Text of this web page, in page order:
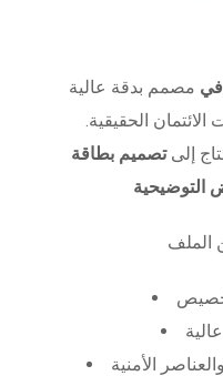
مصمم بدقة عالية (PSD)،
الائتمان الحقيقية.
إلىتصميم بطاقة
التوضيحية
الأمنية